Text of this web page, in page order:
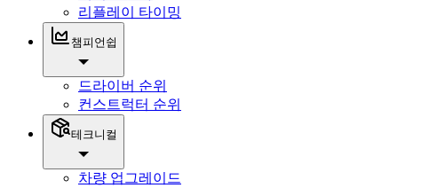
리플레이 타이밍
챔피언쉽
드라이버 순위
컨스트럭터 순위
테크니컬
차량 업그레이드